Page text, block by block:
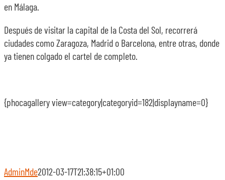
en Málaga.
Después de visitar la capital de la Costa del Sol, recorrerá
ciudades como Zaragoza, Madrid o Barcelona, entre otras, donde
ya tienen colgado el cartel de completo.
{phocagallery view=category|categoryid=182|displayname=0}
AdminMde2012-03-17T21:38:15+01:00